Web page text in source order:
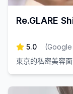
Re.GLARE
5.0 (
東京的私密美容